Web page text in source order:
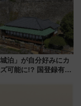
泊」が自分好みにカ
可能に!? 国登録有形